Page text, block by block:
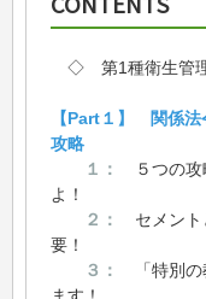
◇ 第1種衛生管
【Part１】 関係法
攻略
１：
５つの攻
よ！
２：
セメント
要！
３：
「特別の